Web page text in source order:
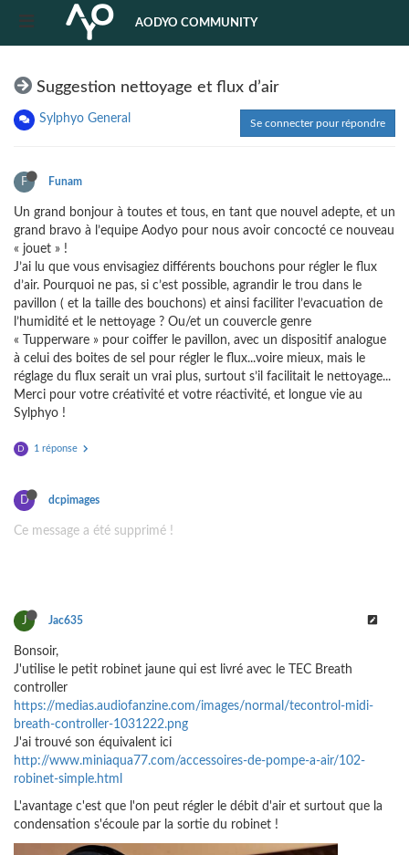
AODYO COMMUNITY
Suggestion nettoyage et flux d’air
Sylphyo General Se connecter pour répondre
F Funam
Un grand bonjour à toutes et tous, en tant que nouvel adepte, et un
grand bravo à l’equipe Aodyo pour nous avoir concocté ce nouveau
« jouet » !
J’ai lu que vous envisagiez différents bouchons pour régler le flux
d’air. Pourquoi ne pas, si c’est possible, agrandir le trou dans le
pavillon ( et la taille des bouchons) et ainsi faciliter l’evacuation de
l’humidité et le nettoyage ? Ou/et un couvercle genre
« Tupperware » pour coiffer le pavillon, avec un dispositif analogue
à celui des boites de sel pour régler le flux...voire mieux, mais le
réglage du flux serait un vrai plus, surtout s’il facilitait le nettoyage...
Merci pour votre créativité et votre réactivité, et longue vie au
Sylphyo !
D 1 réponse
D dcpimages
Ce message a été supprimé !
J Jac635
Bonsoir,
J'utilise le petit robinet jaune qui est livré avec le TEC Breath
controller
https://medias.audiofanzine.com/images/normal/tecontrol-midi-
breath-controller-1031222.png
J'ai trouvé son équivalent ici
http://www.miniaqua77.com/accessoires-de-pompe-a-air/102-
robinet-simple.html
L'avantage c'est que l'on peut régler le débit d'air et surtout que la
condensation s'écoule par la sortie du robinet !